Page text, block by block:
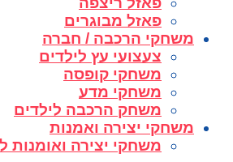
פאזל מבוגרים
משחקי הרכבה / חברה
צעצועי עץ לילדים
משחקי קופסה
משחקי מדע
משחק הרכבה לילדים
משחקי יצירה ואמנות
משחקי יצירה ואומנות